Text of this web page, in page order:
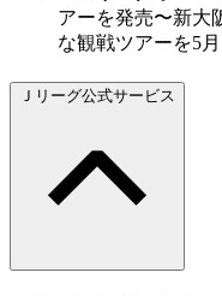
アーを発売〜新大
な観戦ツアーを5
Ｊリーグ公式サービス